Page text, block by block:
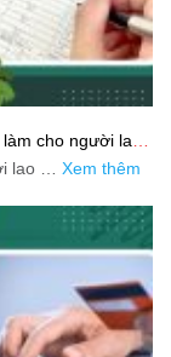
cho người lao
lao … Xem thêm